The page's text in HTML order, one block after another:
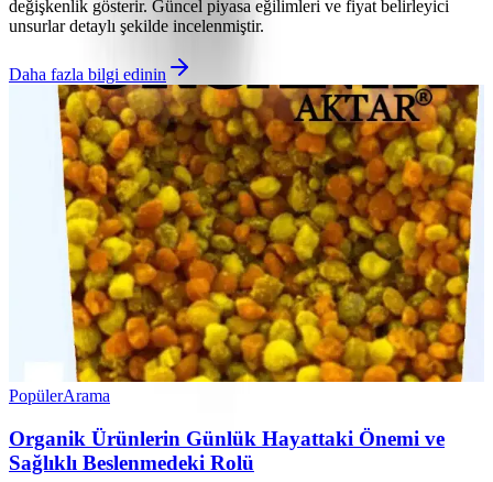
değişkenlik gösterir. Güncel piyasa eğilimleri ve fiyat belirleyici
unsurlar detaylı şekilde incelenmiştir.
Daha fazla bilgi edinin
PopülerArama
Organik Ürünlerin Günlük Hayattaki Önemi ve
Sağlıklı Beslenmedeki Rolü